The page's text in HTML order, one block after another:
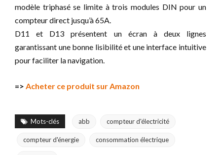
modèle triphasé se limite à trois modules DIN pour un
compteur direct jusqu’à 65A.
D11 et D13 présentent un écran à deux lignes
garantissant une bonne lisibilité et une interface intuitive
pour faciliter la navigation.
=> Acheter ce produit sur Amazon
Mots-clés abb compteur d'électricité
compteur d'énergie consommation électrique